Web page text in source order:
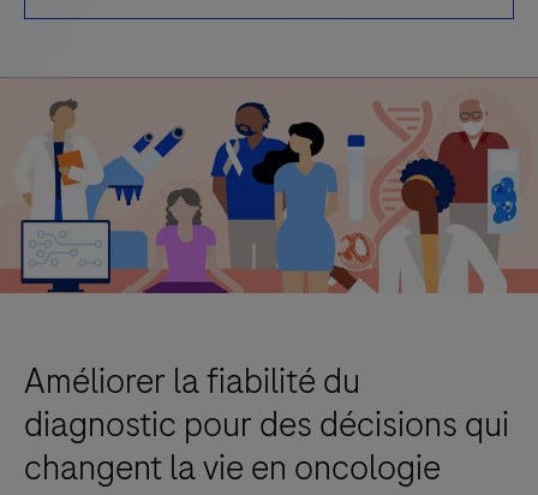
Améliorer la fiabilité du
diagnostic pour des décisions qui
changent la vie en oncologie